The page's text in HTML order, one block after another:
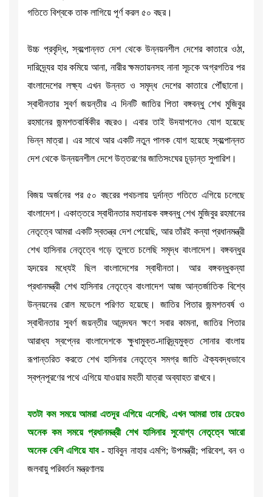
গতিতে বিশ্বকে তাক লাগিয়ে পূর্ণ করল ৫০ বছর।
উচ্চ প্রবৃদ্ধি, স্বল্পোন্নত দেশ থেকে উন্নয়নশীল দেশের কাতারে ওঠা,
দারিদ্র্যের হার কমিয়ে আনা, নারীর ক্ষমতায়নসহ নানা সূচকে অগ্রগতির পর
বাংলাদেশের লক্ষ্য এখন উন্নত ও সমৃদ্ধ দেশের কাতারে পৌঁছানো।
স্বাধীনতার সুবর্ণ জয়ন্তীর এ দিনটি জাতির পিতা বঙ্গবন্ধু শেখ মুজিবুর
রহমানের জন্মশতবার্ষিকীর বছরও। এবার তাই উদযাপনেও যোগ হয়েছে
ভিন্ন মাত্রা। এর সাথে আর একটি নতুন পালক যোগ হয়েছে স্বল্পোন্নত
দেশ থেকে উন্নয়নশীল দেশে উত্তরণের জাতিসংঘের চূড়ান্ত সুপারিশ।
বিজয় অর্জনের পর ৫০ বছরের পথচলায় দুর্দান্ত গতিতে এগিয়ে চলেছে
বাংলাদেশ। একাত্তরে স্বাধীনতার মহানায়ক বঙ্গবন্ধু শেখ মুজিবুর রহমানের
নেতৃত্বে আমরা একটি স্বতন্ত্র দেশ পেয়েছি, আর তাঁরই কন্যা প্রধানমন্ত্রী
শেখ হাসিনার নেতৃত্বে গড়ে তুলতে চলেছি সমৃদ্ধ বাংলাদেশ। বঙ্গবন্ধুর
হৃদয়ের মধ্যেই ছিল বাংলাদেশের স্বাধীনতা। আর বঙ্গবন্ধুকন্যা
প্রধানমন্ত্রী শেখ হাসিনার নেতৃত্বে বাংলাদেশ আজ আন্তর্জাতিক বিশ্বে
উন্নয়নের রোল মডেলে পরিণত হয়েছে। জাতির পিতার জন্মশতবর্ষ ও
স্বাধীনতার সুবর্ণ জয়ন্তীর আনন্দঘন ক্ষণে সবার কামনা, জাতির পিতার
আরাধ্য স্বপ্নের বাংলাদেশকে ক্ষুধামুক্ত-দারিদ্র্যমুক্ত সোনার বাংলায়
রূপান্তরিত করতে শেখ হাসিনার নেতৃত্বে সমগ্র জাতি ঐক্যবদ্ধভাবে
স্বপ্নপূরণের পথে এগিয়ে যাওয়ার মহতী যাত্রা অব্যাহত রাখবে।
যতটা কম সময়ে আমরা এতদূর এগিয়ে এসেছি, এখন আমরা তার চেয়েও
অনেক কম সময়ে প্রধানমন্ত্রী শেখ হাসিনার সুযোগ্য নেতৃত্বে আরো
অনেক বেশি এগিয়ে যাব- হাবিবুন নাহার এমপি; উপমন্ত্রী; পরিবেশ, বন ও
জলবায়ু পরিবর্তন মন্ত্রণালয়